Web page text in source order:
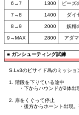
6→7 1300 ビーズ
7→8 1400 ダイ
8→9 2000 妖精
9→MAX 2800 アダ
■ ガンシューティング試練
S.Lv3のビサイド島のミッショ
1. 階段を下りている途中
・下からハウンドが2体出現
2. 扉をくぐって停止
・後方からホーント出現。視